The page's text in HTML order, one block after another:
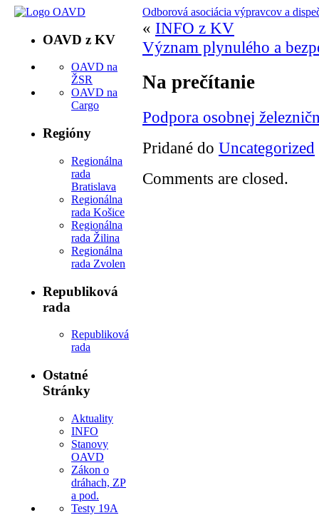
Odborová asociácia výpravcov a
OAVD z KV
OAVD na
ŽSR
OAVD na
Cargo
Regióny
Regionálna
rada
Bratislava
Regionálna
rada Košice
Regionálna
rada Žilina
Regionálna
rada Zvolen
Republiková
rada
Republiková
rada
Ostatné
Stránky
Aktuality
INFO
Stanovy
OAVD
Zákon o
dráhach, ZP
a pod.
Testy 19A
« INFO z KV
Význam plynulého a
Na prečítanie
Podpora osobnej
Pridané do Uncategorized
Comments are closed.